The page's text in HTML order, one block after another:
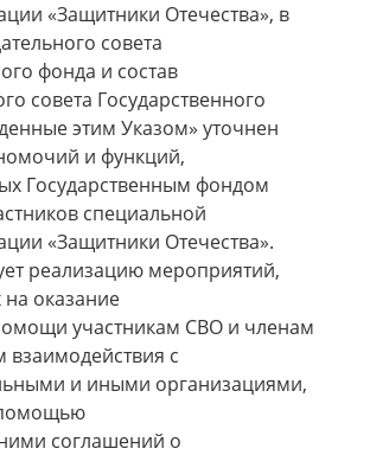
«Защитники Отечества», в
совета
фонда и состав
совета Государственного
этим Указом» уточнен
и функций,
Государственным фондом
специальной
«Защитники Отечества».
реализацию мероприятий,
оказание
участникам СВО и членам
взаимодействия с
и иными организациями,
соглашений о